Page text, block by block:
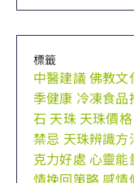
標籤
中醫建議佛教文
季健康 冷凍食品
石 天珠 天珠價格
禁忌 天珠辨識方
克力好處 心靈能
情挽回策略 感情